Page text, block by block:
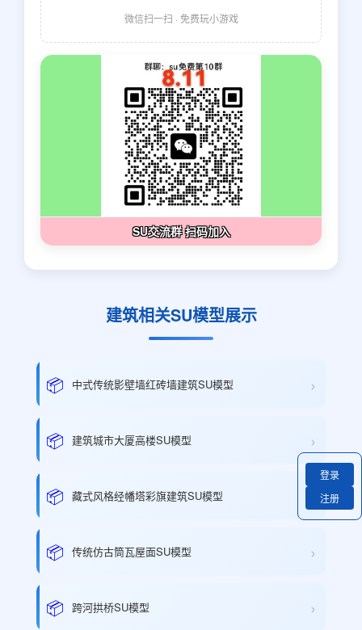
微信扫一扫 · 免费玩小游戏
SU交流群 扫码加入
建筑相关SU模型展示
📦 中式传统影壁墙红砖墙建筑SU模型 ›
📦 建筑城市大厦高楼SU模型 ›
📦 藏式风格经幡塔彩旗建筑SU模型
📦 传统仿古筒瓦屋面SU模型 ›
📦 跨河拱桥SU模型 ›
登录
注册